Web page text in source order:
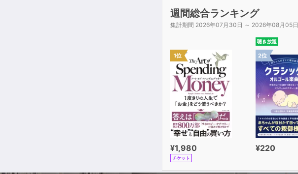
週間総合ランキング
集計期間 2026年07月30日 ～ 2026年08月05日
1位
¥1,980
チケット
聴き放題
2位
¥220